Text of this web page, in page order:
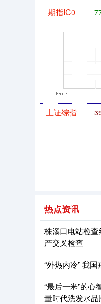
深证成指
热点资讯
株溪口电站检
产交叉检查
“外热内冷” 我
“最后一米”的
量时代洗发水